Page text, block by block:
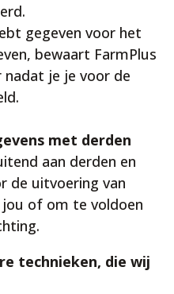
gegeven voor het
bewaart FarmPlus
je je voor de
met derden
aan derden en
de uitvoering van
of om te voldoen
technieken, die wij